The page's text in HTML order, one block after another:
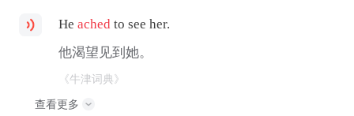
Heached to see her.
他渴望见到她。
《牛津词典》
查看更多